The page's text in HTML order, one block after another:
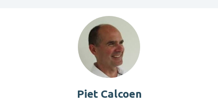
Piet Calcoen